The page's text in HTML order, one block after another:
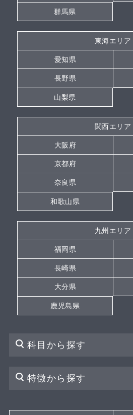
群馬県
東海エリア
愛知県
長野県
山梨県
関西エリア
大阪府
京都府
奈良県
和歌山県
九州エリア
福岡県
長崎県
大分県
鹿児島県
科目から探す
特徴から探す